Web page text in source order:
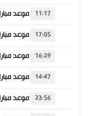
11:17
17:05
16:29
14:47
23:56